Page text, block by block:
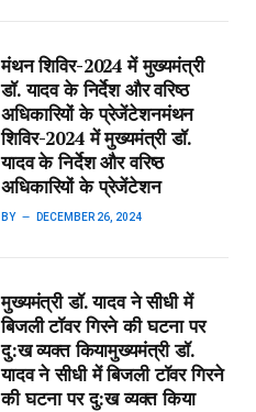
मंथन शिविर-2024 में मुख्यमंत्री
डॉ. यादव के निर्देश और वरिष्ठ
अधिकारियों के प्रेजेंटेशन​मंथन
शिविर-2024 में मुख्यमंत्री डॉ.
यादव के निर्देश और वरिष्ठ
अधिकारियों के प्रेजेंटेशन
BY DECEMBER 26, 2024
मुख्यमंत्री डॉ. यादव ने सीधी में
बिजली टॉवर गिरने की घटना पर
दु:ख व्यक्त किया​मुख्यमंत्री डॉ.
यादव ने सीधी में बिजली टॉवर गिरने
की घटना पर दु:ख व्यक्त किया